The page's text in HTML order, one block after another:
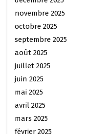
novembre 2025
octobre 2025
septembre 2025
août 2025
juillet 2025
juin 2025
mai 2025
avril 2025
mars 2025
février 2025